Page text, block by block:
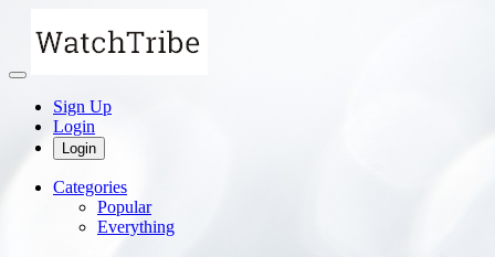
Sign Up
Login
Login
Categories
Popular
Everything